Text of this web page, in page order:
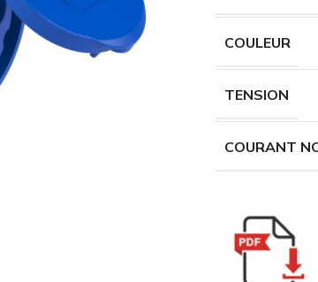
COULEUR
TENSION
COURANT